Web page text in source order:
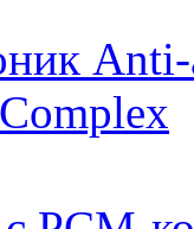
Anti-